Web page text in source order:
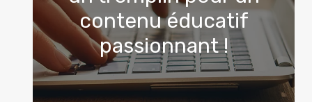
contenu éducatif
passionnant !